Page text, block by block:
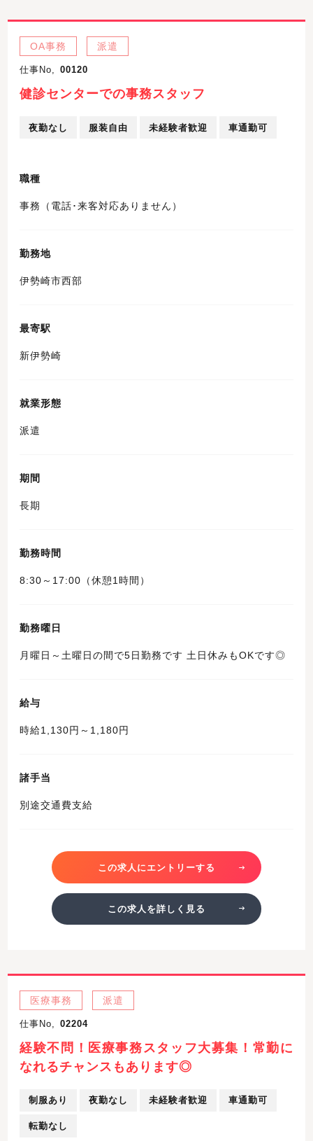
OA事務 派遣
仕事No, 00120
健診センターでの事務スタッフ
夜勤なし 服装自由 未経験者歓迎 車通勤可
職種
事務（電話･来客対応ありません）
勤務地
伊勢崎市西部
最寄駅
新伊勢崎
就業形態
派遣
期間
長期
勤務時間
8:30～17:00（休憩1時間）
勤務曜日
月曜日～土曜日の間で5日勤務です 土日休みもOKです◎
給与
時給1,130円～1,180円
諸手当
別途交通費支給
この求人にエントリーする
この求人を詳しく見る
医療事務 派遣
仕事No, 02204
経験不問！医療事務スタッフ大募集！常勤に
なれるチャンスもあります◎
制服あり 夜勤なし 未経験者歓迎 車通勤可
転勤なし